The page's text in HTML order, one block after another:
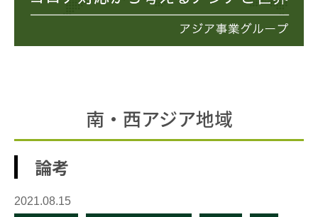
南・西アジア地域
論考
2021.08.15